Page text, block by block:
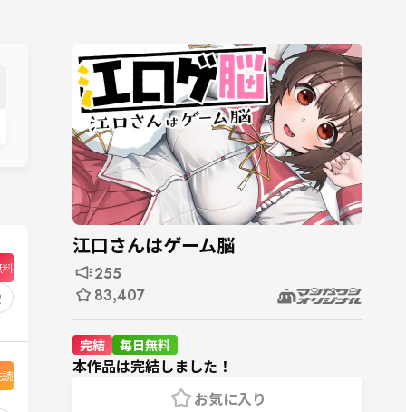
料
読
江口さんはゲーム脳
255
83,407
完結 毎日無料
本作品は完結しました！
お気に入り